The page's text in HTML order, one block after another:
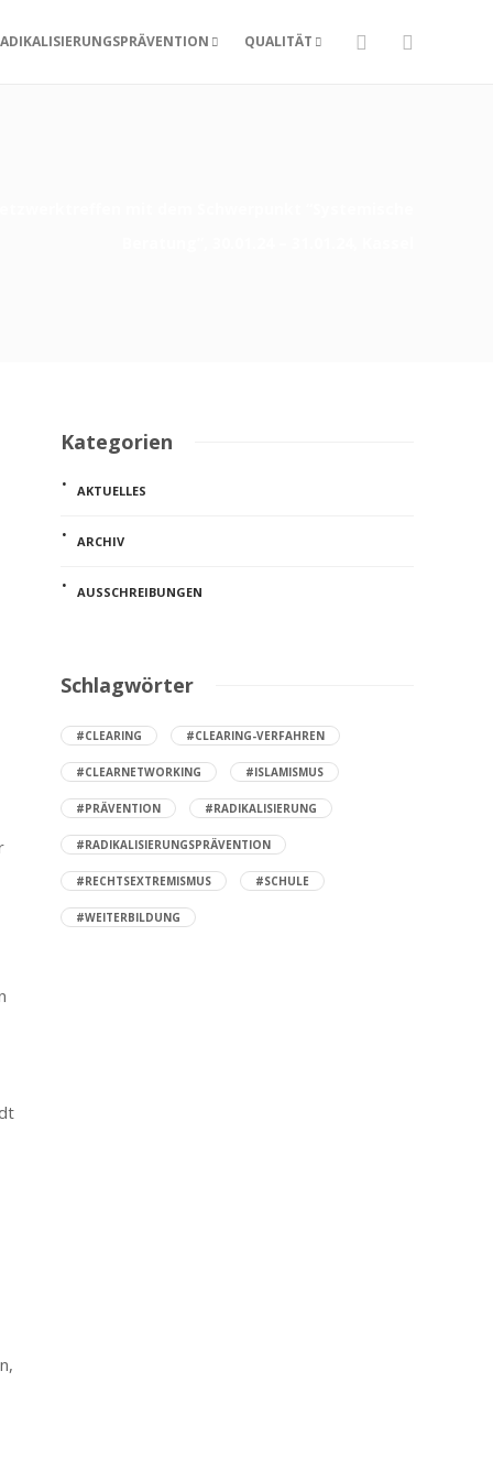
QUALITÄT
Kategorien
AKTUELLES
ARCHIV
AUSSCHREIBUNGEN
Schlagwörter
#CLEARING #CLEARING-VERFAHREN
#CLEARNETWORKING #ISLAMISMUS
#PRÄVENTION #RADIKALISIERUNG
#RADIKALISIERUNGSPRÄVENTION
#RECHTSEXTREMISMUS #SCHULE
#WEITERBILDUNG